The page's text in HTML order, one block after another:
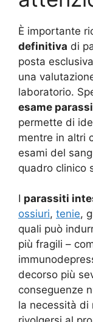
È importante
definitiva di
posta
una
laboratorio.
esame
permette di
mentre in altri
esami del
quadro clinico
I parassiti
ossiuri, tenie,
quali può
più fragili –
decorso più
conseguenze
la necessità di